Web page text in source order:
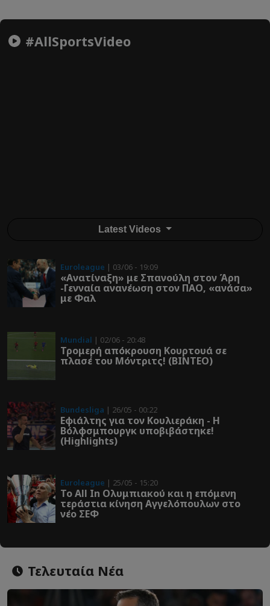
#AllSportsVideo
Latest Videos
Euroleague | 03/06 - 19:09
«Ανατίναξη» με Σπανούλη στον Άρη
-Γενναία ανανέωση στον ΠΑΟ, «ανάσα»
με Φαλ
Mundial | 02/06 - 20:48
Τρομερή απόκρουση Κουρτουά σε
πλασέ του Μόντριτς! (ΒΙΝΤΕΟ)
Bundesliga | 26/05 - 00:22
Εφιάλτης για τον Κουλιεράκη - Η
Βόλφσμπουργκ υποβιβάστηκε!
(Highlights)
Euroleague | 25/05 - 15:20
Το All In Ολυμπιακού και η επόμενη
τεράστια κίνηση Αγγελόπουλων στο
νέο ΣΕΦ
Τελευταία Νέα